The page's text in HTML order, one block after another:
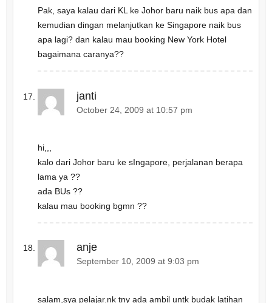
Pak, saya kalau dari KL ke Johor baru naik bus apa dan
kemudian dingan melanjutkan ke Singapore naik bus
apa lagi? dan kalau mau booking New York Hotel
bagaimana caranya??
janti
October 24, 2009 at 10:57 pm
hi,,,
kalo dari Johor baru ke sIngapore, perjalanan berapa
lama ya ??
ada BUs ??
kalau mau booking bgmn ??
anje
September 10, 2009 at 9:03 pm
salam,sya pelajar.nk tny ada ambil untk budak latihan